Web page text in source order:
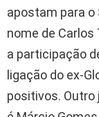
apostam para o
nome de
a participação
ligação do ex-
positivos. Outro